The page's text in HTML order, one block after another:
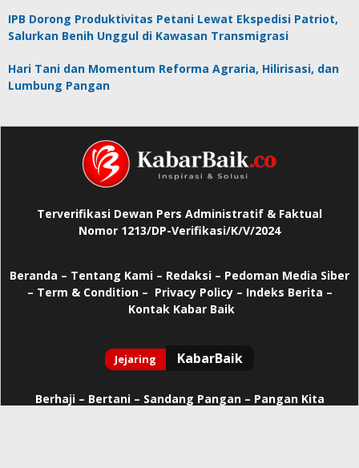
IPB Dorong Produktivitas Petani Lewat Ekspedisi Patriot,
Salurkan Benih Unggul di Kawasan Transmigrasi
Hari Tani dan Momentum Reforma Agraria, Hilirisasi, dan
Lumbung Pangan
Terverifikasi Dewan Pers Administratif & Faktual
Nomor 1213/DP-Verifikasi/K/V/2024
Beranda – Tentang Kami – Redaksi – Pedoman Media Siber
– Term & Condition – Privacy Policy– Indeks Berita –
Kontak Kabar Baik
Berhaji– Bertani – Sandang Pangan – Pangan Kita